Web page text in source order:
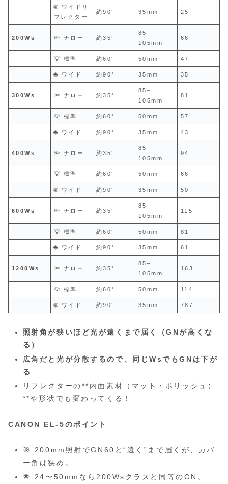
🌐 ワイドリ
フレクター
約90° 35mm 25
200Ws 🔦 ナロー 約35°
85–
105mm
66
💡 標準 約60° 50mm 47
🌐 ワイド 約90° 35mm 35
300Ws 🔦 ナロー 約35°
85–
105mm
81
💡 標準 約60° 50mm 57
🌐 ワイド 約90° 35mm 43
400Ws 🔦 ナロー 約35°
85–
105mm
94
💡 標準 約60° 50mm 66
🌐 ワイド 約90° 35mm 50
600Ws 🔦 ナロー 約35°
85–
105mm
115
💡 標準 約60° 50mm 81
🌐 ワイド 約90° 35mm 61
1200Ws 🔦 ナロー 約35°
85–
105mm
163
💡 標準 約60° 50mm 114
🌐 ワイド 約90° 35mm 787
照射角が狭いほど光が遠くまで届く（GNが高くな
る）
広角だと光が分散するので、同じWsでもGNは下が
る
リフレクターの**内面素材（マット・ポリッシュ）
**や形状でも変わってくる！
CANON EL‑5のポイント
🎯 200mm照射でGN60と“遠く”まで届くが、カバ
ー角は狭め。
🌟 24〜50mmなら200Wsクラスと同等のGN。